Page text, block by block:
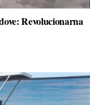
Revolucionarna